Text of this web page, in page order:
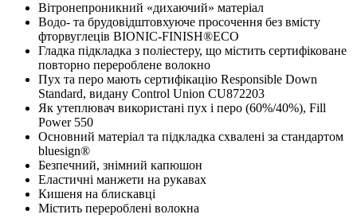
Вітронепроникний «дихаючий» матеріал
Водо- та брудовідштовхуюче просочення без вмісту
фторвуглеців BIONIC-FINISH®ECO
Гладка підкладка з поліестеру, що містить сертифіковане
повторно перероблене волокно
Пух та перо мають сертифікацію Responsible Down
Standard, видану Control Union CU872203
Як утеплювач використані пух і перо (60%/40%), Fill
Power 550
Основний матеріал та підкладка схвалені за стандартом
bluesign®
Безпечний, знімний капюшон
Еластичні манжети на рукавах
Кишеня на блискавці
Містить перероблені волокна